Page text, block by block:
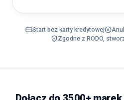
Start bez karty kredytowej
Zgodne z RODO,